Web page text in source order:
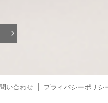
い合わせ プライバシーポリシ